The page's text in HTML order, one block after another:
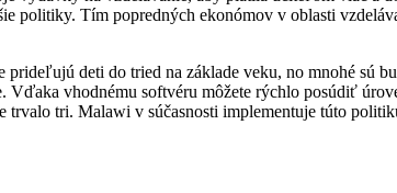
politiky. Tím popredných ekonómov v oblasti
deti do tried na základe veku, no mnohé sú
vhodnému softvéru môžete rýchlo posúdiť
trvalo tri. Malawi v súčasnosti implementuje túto